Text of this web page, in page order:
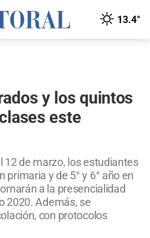
13.4°
y los quintos
este
12 de marzo, los estudiantes
primaria y de 5° y 6° año en
a la presencialidad
2020. Además, se
con protocolos